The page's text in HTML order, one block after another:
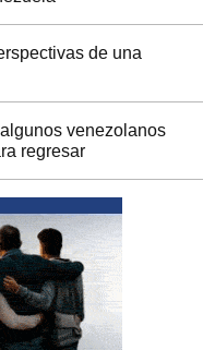
de una
venezolanos
regresar